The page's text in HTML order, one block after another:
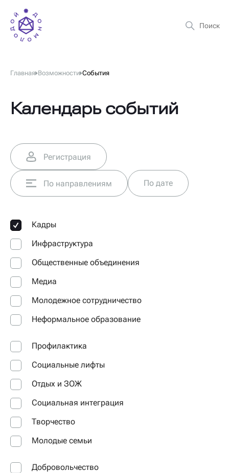
Главная Возможности События
Календарь событий
Регистрация
По направлениям По дате
Кадры
Инфраструктура
Общественные объединения
Медиа
Молодежное сотрудничество
Неформальное образование
Профилактика
Социальные лифты
Отдых и ЗОЖ
Социальная интеграция
Творчество
Молодые семьи
Добровольчество